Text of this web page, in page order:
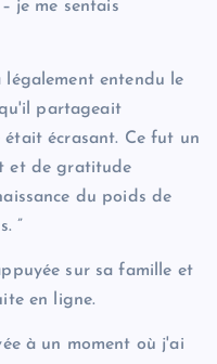
je me sentais
légalement entendu le
partageait
écrasant. Ce fut un
et de gratitude
du poids de
”
sur sa famille et
en ligne.
à un moment où j'ai